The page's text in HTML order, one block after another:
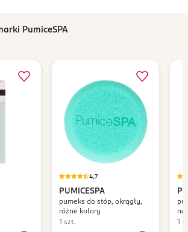
PumiceSPA
4,7
PUMICESPA
pumeks do stóp, okrągły,
różne kolory
1 szt.
1